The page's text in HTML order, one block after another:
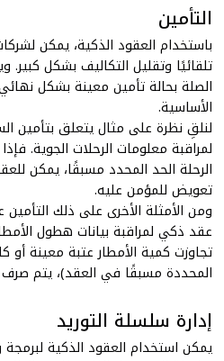
التأمين
باستخدام العقود الذكية، يمكن
تلقائيًا وتقليل التكاليف بشكل
الصلة بحالة تأمين معينة بشكل
الأساسية.
لنلقِ نظرة على مثال يتعلق بتأمين
لمراقبة معلومات الرحلات الجوية.
الرحلة الحد المحدد مسبقًا، يمكن
تعويض للمؤمن عليه.
ومن الأمثلة الأخرى على ذلك
عقد ذكي لمراقبة بيانات هطول
تجاوزت كمية الأمطار عتبة معينة
المحددة مسبقًا في العقد)، يتم
إدارة سلسلة التوريد
يمكن استخدام العقود الذكية